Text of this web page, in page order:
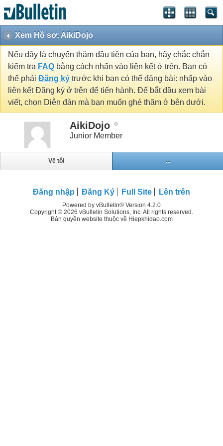
Xem Hồ sơ: AikiDojo
Nếu đây là chuyến thăm đầu tiên của bạn, hãy chắc chắn
kiểm tra FAQ bằng cách nhấn vào liên kết ở trên. Bạn có
thể phải Đăng ký trước khi bạn có thể đăng bài: nhấp vào
liên kết Đăng ký ở trên để tiến hành. Để bắt đầu xem bài
viết, chọn Diễn đàn mà bạn muốn ghé thăm ở bên dưới.
AikiDojo
Junior Member
Về tôi ...
Đăng nhập Đăng Ký Full Site Lên trên
Powered by vBulletin® Version 4.2.0
Copyright © 2026 vBulletin Solutions, Inc. All rights reserved.
Bản quyền website thuộc về Hiepkhidao.com